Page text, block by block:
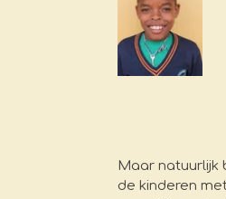
Maar natuurlijk
de kinderen